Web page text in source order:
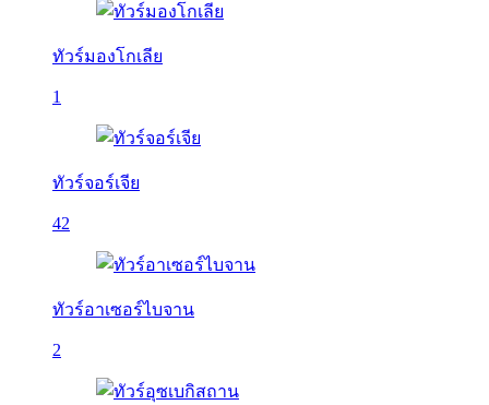
ทัวร์มองโกเลีย
1
ทัวร์จอร์เจีย
42
ทัวร์อาเซอร์ไบจาน
2